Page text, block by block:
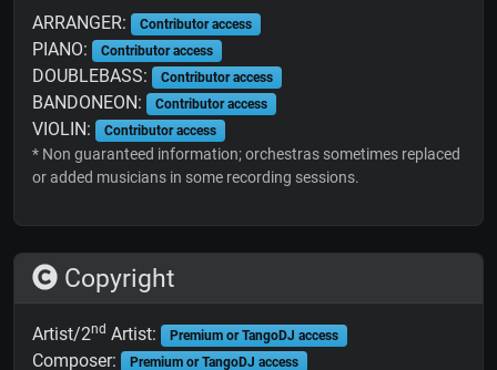
ARRANGER: Contributor access
PIANO: Contributor access
DOUBLEBASS: Contributor access
BANDONEON: Contributor access
VIOLIN: Contributor access
* Non guaranteed information; orchestras sometimes replaced
or added musicians in some recording sessions.
Copyright
Artist/2nd Artist: Premium or TangoDJ access
Composer: Premium or TangoDJ access